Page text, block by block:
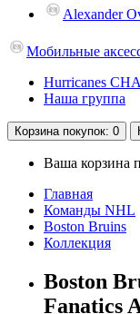
Alexander
Мобильные
Hurricanes
Наша группа
Корзина покупок: 0
Ваша корзина
Главная
Команды NHL
Boston Bruins
Коллекция
Boston
Fanatics